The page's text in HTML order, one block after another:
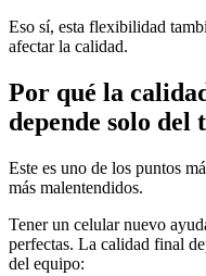
Eso sí, esta flexibilidad
afectar la calidad.
Por qué la
depende solo del
Este es uno de los puntos
más malentendidos.
Tener un celular nuevo
perfectas. La calidad final
del equipo: